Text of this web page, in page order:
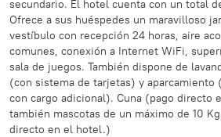
secundario. El hotel cuenta con un total
Ofrece a sus huéspedes un maravilloso
vestíbulo con recepción 24 horas, aire
comunes, conexión a Internet WiFi,
sala de juegos. También dispone de
(con sistema de tarjetas) y aparcamiento
con cargo adicional). Cuna (pago directo
también mascotas de un máximo de 10
directo en el hotel.)